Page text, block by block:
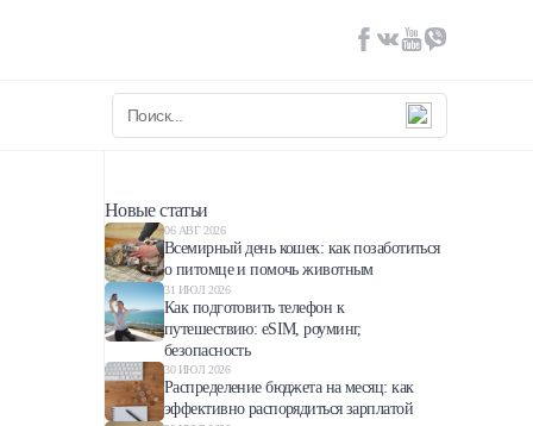
Новые статьи
06 АВГ 2026
Всемирный день кошек: как позаботиться
о питомце и помочь животным
31 ИЮЛ 2026
Как подготовить телефон к
путешествию: eSIM, роуминг,
безопасность
30 ИЮЛ 2026
Распределение бюджета на месяц: как
эффективно распорядиться зарплатой